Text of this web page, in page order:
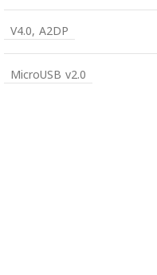
V4.0, A2DP
MicroUSB v2.0